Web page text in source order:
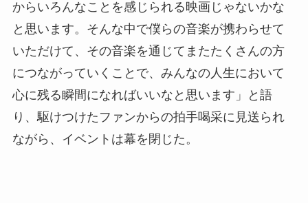
からいろんなことを感じられる映画じゃないかな
と思います。そんな中で僕らの音楽が携わらせて
いただけて、その音楽を通じてまたたくさんの方
につながっていくことで、みんなの人生において
心に残る瞬間になればいいなと思います」と語
り、駆けつけたファンからの拍手喝采に見送られ
ながら、イベントは幕を閉じた。